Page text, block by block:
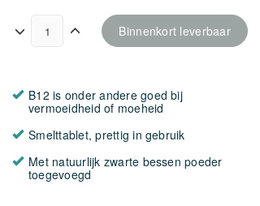
Binnenkort leverbaar
B12 is onder andere goed bij
vermoeidheid of moeheid
Smelttablet, prettig in gebruik
Met natuurlijk zwarte bessen poeder
toegevoegd